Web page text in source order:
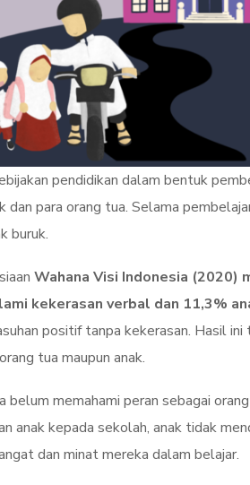
pendidikan dalam bentuk
para orang tua. Selama
buruk.
Wahana Visi Indonesia (2020)
kekerasan verbal dan 11,3%
positif tanpa kekerasan. Hasil
tua maupun anak.
memahami peran sebagai
anak kepada sekolah, anak tidak
dan minat mereka dalam belajar.